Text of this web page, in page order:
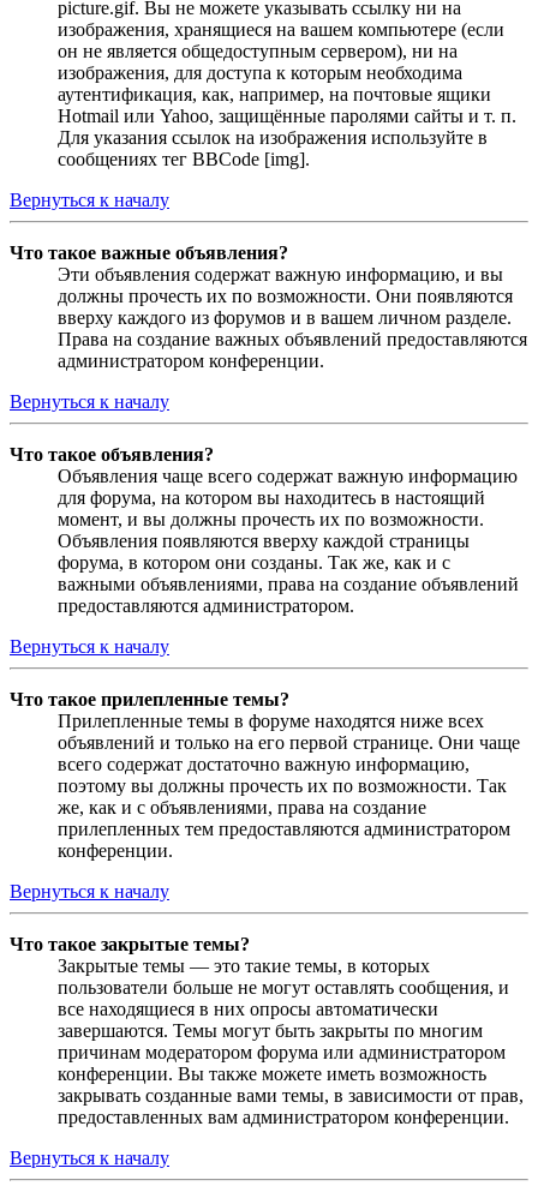
picture.gif. Вы не можете указывать ссылку ни на
изображения, хранящиеся на вашем компьютере (если
он не является общедоступным сервером), ни на
изображения, для доступа к которым необходима
аутентификация, как, например, на почтовые ящики
Hotmail или Yahoo, защищённые паролями сайты и т. п.
Для указания ссылок на изображения используйте в
сообщениях тег BBCode [img].
Вернуться к началу
Что такое важные объявления?
Эти объявления содержат важную информацию, и вы
должны прочесть их по возможности. Они появляются
вверху каждого из форумов и в вашем личном разделе.
Права на создание важных объявлений предоставляются
администратором конференции.
Вернуться к началу
Что такое объявления?
Объявления чаще всего содержат важную информацию
для форума, на котором вы находитесь в настоящий
момент, и вы должны прочесть их по возможности.
Объявления появляются вверху каждой страницы
форума, в котором они созданы. Так же, как и с
важными объявлениями, права на создание объявлений
предоставляются администратором.
Вернуться к началу
Что такое прилепленные темы?
Прилепленные темы в форуме находятся ниже всех
объявлений и только на его первой странице. Они чаще
всего содержат достаточно важную информацию,
поэтому вы должны прочесть их по возможности. Так
же, как и с объявлениями, права на создание
прилепленных тем предоставляются администратором
конференции.
Вернуться к началу
Что такое закрытые темы?
Закрытые темы — это такие темы, в которых
пользователи больше не могут оставлять сообщения, и
все находящиеся в них опросы автоматически
завершаются. Темы могут быть закрыты по многим
причинам модератором форума или администратором
конференции. Вы также можете иметь возможность
закрывать созданные вами темы, в зависимости от прав,
предоставленных вам администратором конференции.
Вернуться к началу